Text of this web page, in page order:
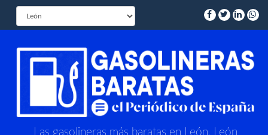
Las gasolineras más baratas en León, León